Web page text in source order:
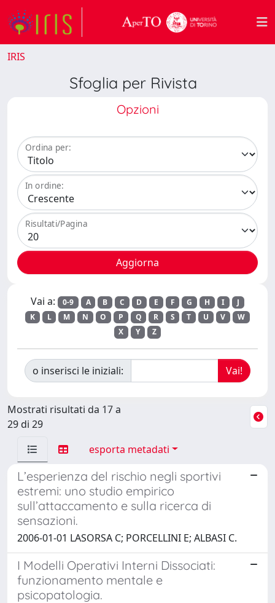
IRIS
Sfoglia per Rivista
Opzioni
Ordina per:
In ordine:
Risultati/Pagina
Vai a: 0-9 A B C D E F G H I
J
K
L M N O P Q R S T U V
W
X
Y Z
o inserisci le iniziali:
Mostrati risultati da 17 a
29 di 29
esporta metadati
L’esperienza del rischio negli sportivi
estremi: uno studio empirico
sull’attaccamento e sulla ricerca di
sensazioni.
2006-01-01 LASORSA C; PORCELLINI E; ALBASI C.
I Modelli Operativi Interni Dissociati:
funzionamento mentale e
psicopatologia.